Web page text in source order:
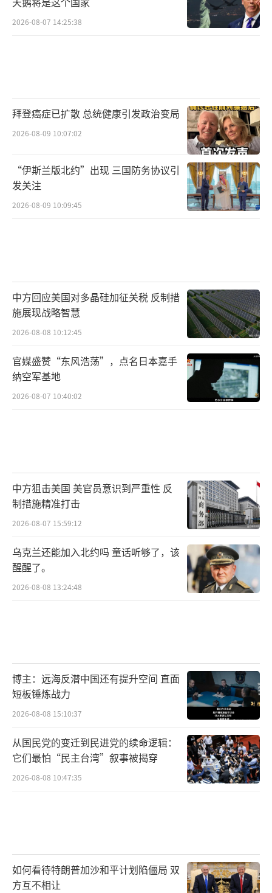
2026-08-07 14:25:38
拜登癌症已扩散 总统健康引发政治变局
2026-08-09 10:07:02
“伊斯兰版北约”出现 三国防务协议引
发关注
2026-08-09 10:09:45
中方回应美国对多晶硅加征关税 反制措
施展现战略智慧
2026-08-08 10:12:45
官媒盛赞“东风浩荡”，点名日本嘉手
纳空军基地
2026-08-07 10:40:02
中方狙击美国 美官员意识到严重性 反
制措施精准打击
2026-08-07 15:59:12
乌克兰还能加入北约吗 童话听够了，该
醒醒了。
2026-08-08 13:24:48
博主：远海反潜中国还有提升空间 直面
短板锤炼战力
2026-08-08 15:10:37
从国民党的变迁到民进党的续命逻辑：
它们最怕“民主台湾”叙事被揭穿
2026-08-08 10:47:35
如何看待特朗普加沙和平计划陷僵局 双
方互不相让